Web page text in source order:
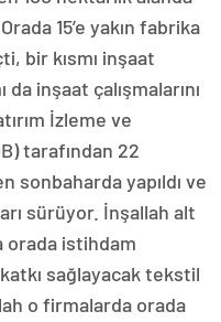
15’e yakın fabrika
bir kısmı inşaat
da inşaat çalışmalarını
İzleme ve
tarafından 22
sonbaharda yapıldı ve
sürüyor. İnşallah alt
orada istihdam
sağlayacak tekstil
o firmalarda orada